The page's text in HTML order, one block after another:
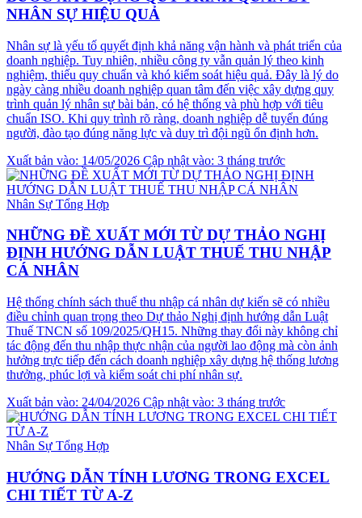
NHÂN SỰ HIỆU QUẢ
Nhân sự là yếu tố quyết định khả năng vận hành và phát triển của
doanh nghiệp. Tuy nhiên, nhiều công ty vẫn quản lý theo kinh
nghiệm, thiếu quy chuẩn và khó kiểm soát hiệu quả. Đây là lý do
ngày càng nhiều doanh nghiệp quan tâm đến việc xây dựng quy
trình quản lý nhân sự bài bản, có hệ thống và phù hợp với tiêu
chuẩn ISO. Khi quy trình rõ ràng, doanh nghiệp dễ tuyển đúng
người, đào tạo đúng năng lực và duy trì đội ngũ ổn định hơn.
Xuất bản vào: 14/05/2026 Cập nhật vào: 3 tháng trước
Nhân Sự Tổng Hợp
NHỮNG ĐỀ XUẤT MỚI TỪ DỰ THẢO NGHỊ
ĐỊNH HƯỚNG DẪN LUẬT THUẾ THU NHẬP
CÁ NHÂN
Hệ thống chính sách thuế thu nhập cá nhân dự kiến sẽ có nhiều
điều chỉnh quan trọng theo Dự thảo Nghị định hướng dẫn Luật
Thuế TNCN số 109/2025/QH15. Những thay đổi này không chỉ
tác động đến thu nhập thực nhận của người lao động mà còn ảnh
hưởng trực tiếp đến cách doanh nghiệp xây dựng hệ thống lương
thưởng, phúc lợi và kiểm soát chi phí nhân sự.
Xuất bản vào: 24/04/2026 Cập nhật vào: 3 tháng trước
Nhân Sự Tổng Hợp
HƯỚNG DẪN TÍNH LƯƠNG TRONG EXCEL
CHI TIẾT TỪ A-Z